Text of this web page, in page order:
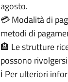
agosto.
💳 Modalità di
metodi di
🏨 Le strutture
possono
ℹ️ Per ulteriori